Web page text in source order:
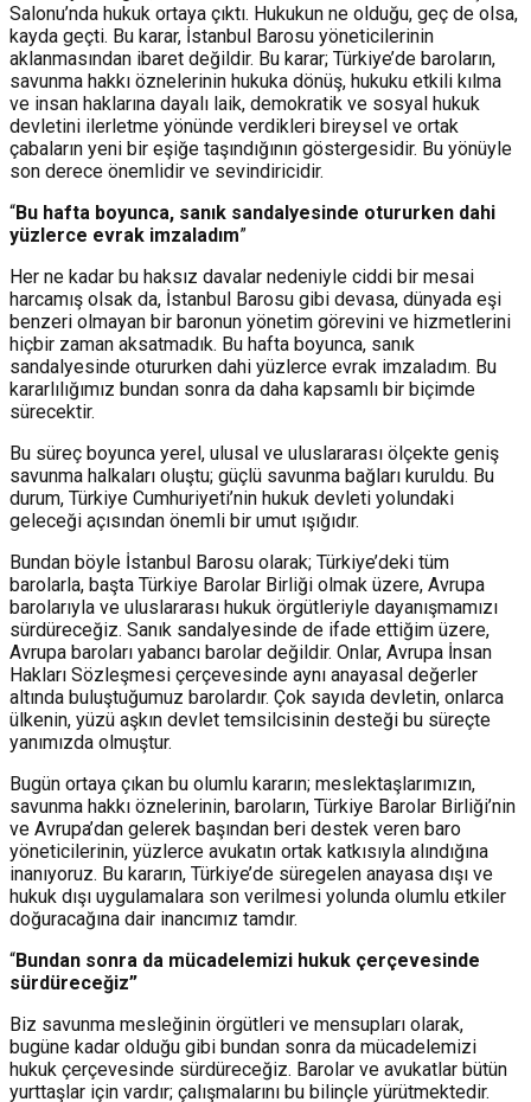
Salonu’nda hukuk ortaya çıktı. Hukukun ne olduğu, geç de olsa,
kayda geçti. Bu karar, İstanbul Barosu yöneticilerinin
aklanmasından ibaret değildir. Bu karar; Türkiye’de baroların,
savunma hakkı öznelerinin hukuka dönüş, hukuku etkili kılma
ve insan haklarına dayalı laik, demokratik ve sosyal hukuk
devletini ilerletme yönünde verdikleri bireysel ve ortak
çabaların yeni bir eşiğe taşındığının göstergesidir. Bu yönüyle
son derece önemlidir ve sevindiricidir.
“Bu hafta boyunca, sanık sandalyesinde otururken dahi
yüzlerce evrak imzaladım”
Her ne kadar bu haksız davalar nedeniyle ciddi bir mesai
harcamış olsak da, İstanbul Barosu gibi devasa, dünyada eşi
benzeri olmayan bir baronun yönetim görevini ve hizmetlerini
hiçbir zaman aksatmadık. Bu hafta boyunca, sanık
sandalyesinde otururken dahi yüzlerce evrak imzaladım. Bu
kararlılığımız bundan sonra da daha kapsamlı bir biçimde
sürecektir.
Bu süreç boyunca yerel, ulusal ve uluslararası ölçekte geniş
savunma halkaları oluştu; güçlü savunma bağları kuruldu. Bu
durum, Türkiye Cumhuriyeti’nin hukuk devleti yolundaki
geleceği açısından önemli bir umut ışığıdır.
Bundan böyle İstanbul Barosu olarak; Türkiye’deki tüm
barolarla, başta Türkiye Barolar Birliği olmak üzere, Avrupa
barolarıyla ve uluslararası hukuk örgütleriyle dayanışmamızı
sürdüreceğiz. Sanık sandalyesinde de ifade ettiğim üzere,
Avrupa baroları yabancı barolar değildir. Onlar, Avrupa İnsan
Hakları Sözleşmesi çerçevesinde aynı anayasal değerler
altında buluştuğumuz barolardır. Çok sayıda devletin, onlarca
ülkenin, yüzü aşkın devlet temsilcisinin desteği bu süreçte
yanımızda olmuştur.
Bugün ortaya çıkan bu olumlu kararın; meslektaşlarımızın,
savunma hakkı öznelerinin, baroların, Türkiye Barolar Birliği’nin
ve Avrupa’dan gelerek başından beri destek veren baro
yöneticilerinin, yüzlerce avukatın ortak katkısıyla alındığına
inanıyoruz. Bu kararın, Türkiye’de süregelen anayasa dışı ve
hukuk dışı uygulamalara son verilmesi yolunda olumlu etkiler
doğuracağına dair inancımız tamdır.
“Bundan sonra da mücadelemizi hukuk çerçevesinde
sürdüreceğiz”
Biz savunma mesleğinin örgütleri ve mensupları olarak,
bugüne kadar olduğu gibi bundan sonra da mücadelemizi
hukuk çerçevesinde sürdüreceğiz. Barolar ve avukatlar bütün
yurttaşlar için vardır; çalışmalarını bu bilinçle yürütmektedir.